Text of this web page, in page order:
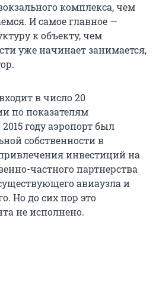
комплекса, чем
И самое главное —
к объекту, чем
уже начинает занимается,
в число 20
по показателям
году аэропорт был
собственности в
инвестиций на
частного партнерства
авиаузла и
Но до сих пор это
не исполнено.